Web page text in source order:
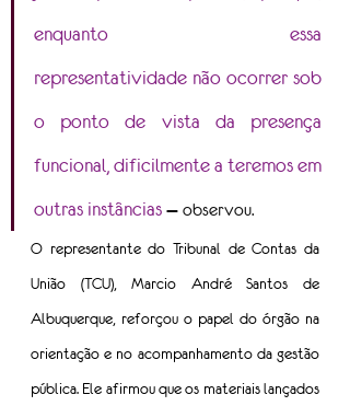
enquanto essa
representatividade não ocorrer sob
o ponto de vista da presença
funcional, dificilmente a teremos em
outras instâncias — observou.
O representante do Tribunal de Contas da
União (TCU), Marcio André Santos de
Albuquerque, reforçou o papel do órgão na
orientação e no acompanhamento da gestão
pública. Ele afirmou que os materiais lançados